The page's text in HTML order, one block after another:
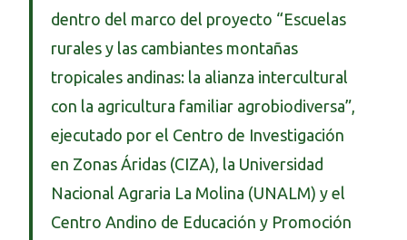
dentro del marco del proyecto “Escuelas
rurales y las cambiantes montañas
tropicales andinas: la alianza intercultural
con la agricultura familiar agrobiodiversa”,
ejecutado por el Centro de Investigación
en Zonas Áridas (CIZA), la Universidad
Nacional Agraria La Molina (UNALM) y el
Centro Andino de Educación y Promoción